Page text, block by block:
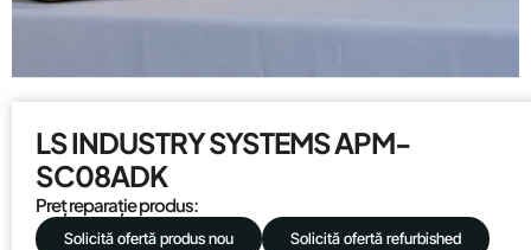
LS INDUSTRY SYSTEMS APM-
SC08ADK
Preț reparație produs:
Solicită ofertă produs nou Solicită ofertă refurbished